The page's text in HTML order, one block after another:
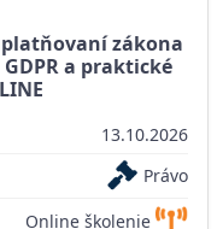
zákona
a praktické
13.10.2026
Právo
Online školenie